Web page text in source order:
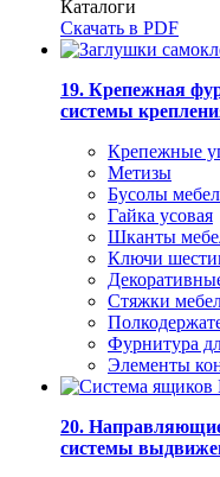
Каталоги
Скачать в PDF
19. Крепежная
системы
Крепежные
Метизы
Бусолы
Гайка усовая
Шканты
Ключи
Стяжки
Фурнитура
Элементы
20.
системы